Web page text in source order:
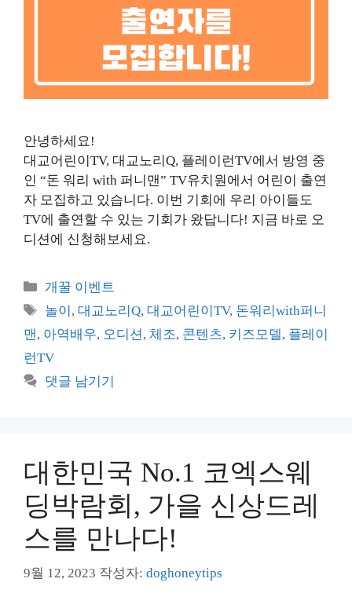
안녕하세요!
대교어린이TV, 대교노리Q, 플레이런TV에서 방영 중
인 “돈 워리 with 퍼니맨” TV유치원에서 어린이 출연
자 모집하고 있습니다. 이번 기회에 우리 아이들도
TV에 출연할 수 있는 기회가 왔답니다! 지금 바로 오
디션에 신청해보세요.
카
테
리
개꿀 이벤트
태
그
놀이 ,대교노리Q,대교어린이TV, 돈워리with퍼니
맨 , 아역배우, 오디션 , 체조, 콘텐츠, 키즈모델, 플레이
런TV
댓글 남기기
대한민국 No.1 코엑스웨
딩박람회, 가을 신상드레
스를 만나다!
9월 12, 2023 작성자: doghoneytips